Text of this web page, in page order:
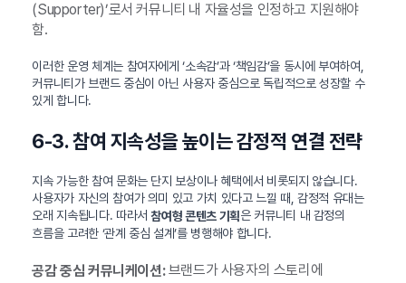
(Supporter)’로서 커뮤니티 내 자율성을 인정하고 지원해야
함.
이러한 운영 체계는 참여자에게 ‘소속감’과 ‘책임감’을 동시에 부여하여,
커뮤니티가 브랜드 중심이 아닌 사용자 중심으로 독립적으로 성장할 수
있게 합니다.
6-3. 참여 지속성을 높이는 감정적 연결 전략
지속 가능한 참여 문화는 단지 보상이나 혜택에서 비롯되지 않습니다.
사용자가 자신의 참여가 의미 있고 가치 있다고 느낄 때, 감정적 유대는
오래 지속됩니다. 따라서참여형 콘텐츠 기획은 커뮤니티 내 감정의
흐름을 고려한 ‘관계 중심 설계’를 병행해야 합니다.
공감 중심 커뮤니케이션:브랜드가 사용자의 스토리에